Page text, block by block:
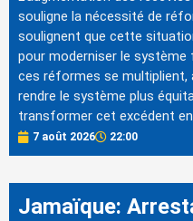
souligne la nécessité de
soulignent que cette
pour moderniser le
ces réformes se multiplient,
rendre le système plus
transformer cet excédent
7 août 2026 22:00
Jamaïque: